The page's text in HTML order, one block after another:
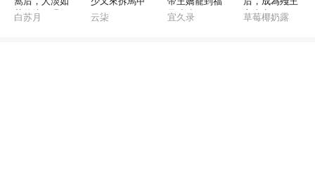
菊的嫡姐眼紅
吐血
白苏月
了
云柒
孕連連
宜久录
心尖寵
草莓椰奶露